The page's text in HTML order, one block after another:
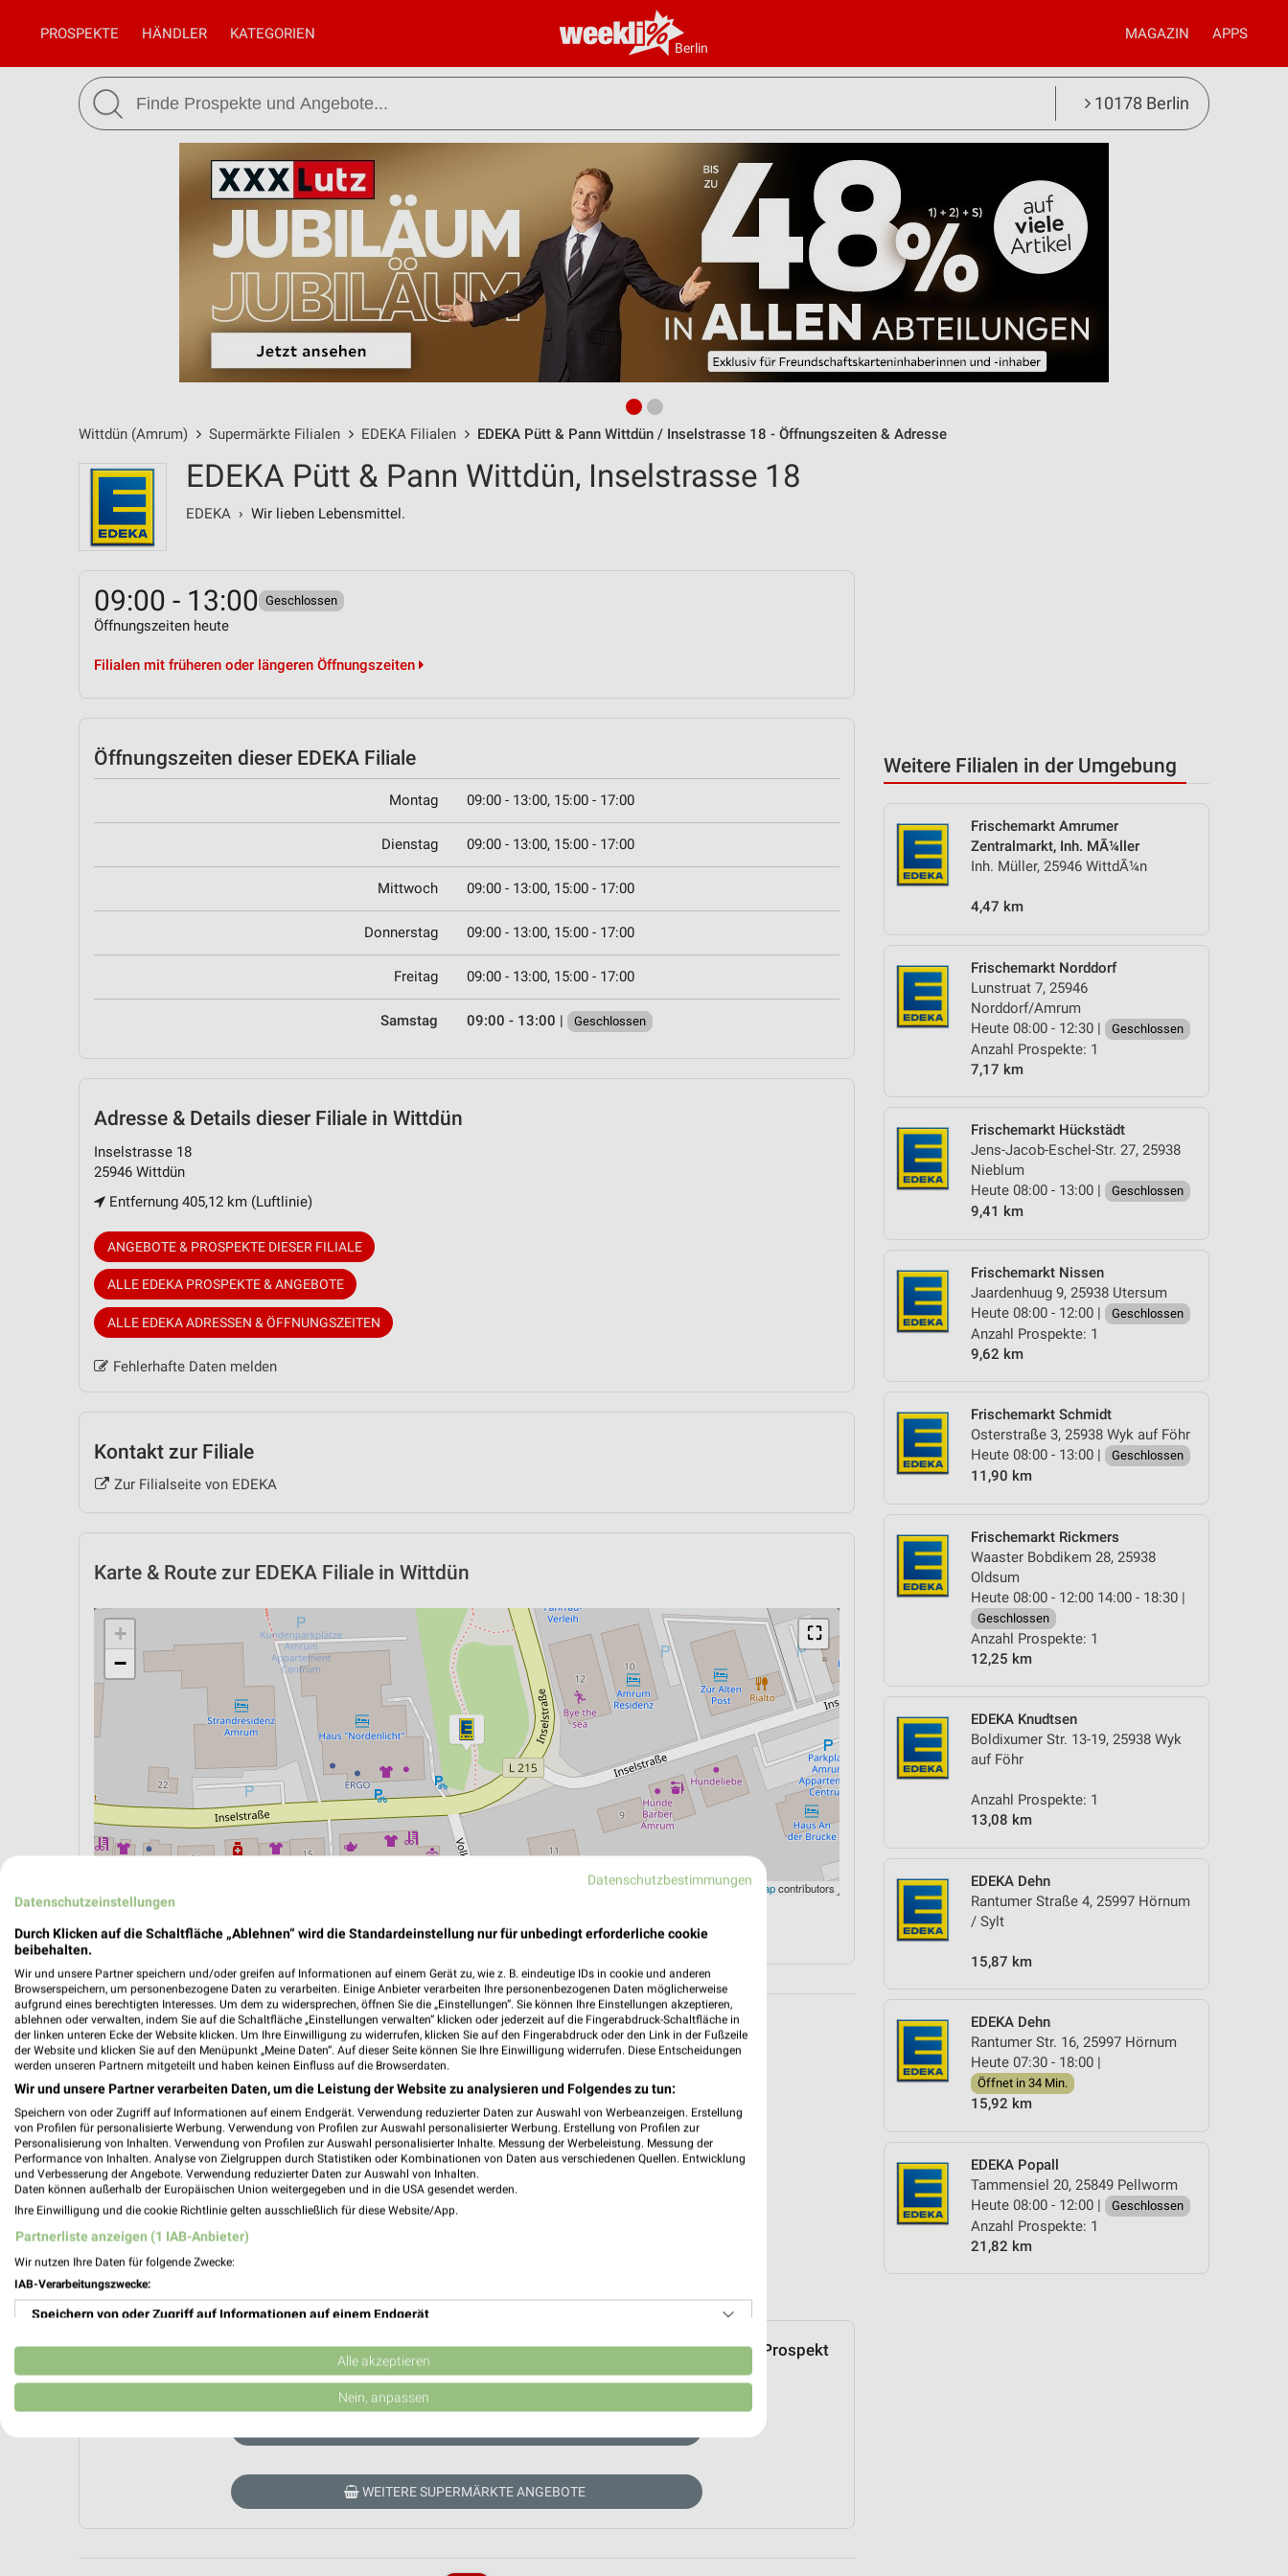
Berlin
PROSPEKTE HÄNDLER KATEGORIEN MAGAZIN APPS
10178 Berlin
Wittdün (Amrum) Supermärkte Filialen EDEKA Filialen EDEKA Pütt & Pann Wittdün / Inselstrasse 18 - Öffnungszeiten & Adresse
Weitere Filialen in der Umgebung
Frischemarkt Amrumer
Zentralmarkt, Inh. MÃ¼ller
Inh. Müller, 25946 WittdÃ¼n
4,47 km
Frischemarkt Norddorf
Lunstruat 7, 25946
Norddorf/Amrum
Heute 08:00 - 12:30 |
Geschlossen
Anzahl Prospekte: 1
7,17 km
Frischemarkt Hückstädt
Jens-Jacob-Eschel-Str. 27, 25938
Nieblum
Heute 08:00 - 13:00 |
Geschlossen
9,41 km
Frischemarkt Nissen
Jaardenhuug 9, 25938 Utersum
Heute 08:00 - 12:00 |
Geschlossen
Anzahl Prospekte: 1
9,62 km
Frischemarkt Schmidt
Osterstraße 3, 25938 Wyk auf Föhr
Heute 08:00 - 13:00 |
Geschlossen
11,90 km
Frischemarkt Rickmers
Waaster Bobdikem 28, 25938
Oldsum
Heute 08:00 - 12:00 14:00 - 18:30 |
Geschlossen
Anzahl Prospekte: 1
12,25 km
EDEKA Knudtsen
Boldixumer Str. 13-19, 25938 Wyk
auf Föhr
Anzahl Prospekte: 1
13,08 km
EDEKA Dehn
Rantumer Straße 4, 25997 Hörnum
/ Sylt
15,87 km
EDEKA Dehn
Rantumer Str. 16, 25997 Hörnum
Heute 07:30 - 18:00 |
Öffnet in 34 Min.
15,92 km
EDEKA Popall
Tammensiel 20, 25849 Pellworm
Heute 08:00 - 12:00 |
Geschlossen
Anzahl Prospekte: 1
21,82 km
EDEKA Pütt & Pann Wittdün, Inselstrasse 18
EDEKA › Wir lieben Lebensmittel.
09:00 - 13:00 Geschlossen
Öffnungszeiten heute
Filialen mit früheren oder längeren Öffnungszeiten
Öffnungszeiten dieser EDEKA Filiale
Montag 09:00 - 13:00, 15:00 - 17:00
Dienstag 09:00 - 13:00, 15:00 - 17:00
Mittwoch 09:00 - 13:00, 15:00 - 17:00
Donnerstag 09:00 - 13:00, 15:00 - 17:00
Freitag 09:00 - 13:00, 15:00 - 17:00
Samstag 09:00 - 13:00 | Geschlossen
Adresse & Details dieser Filiale in Wittdün
Inselstrasse 18
25946 Wittdün
Entfernung 405,12 km (Luftlinie)
ANGEBOTE & PROSPEKTE DIESER FILIALE
ALLE EDEKA PROSPEKTE & ANGEBOTE
ALLE EDEKA ADRESSEN & ÖFFNUNGSZEITEN
Fehlerhafte Daten melden
Kontakt zur Filiale
Zur Filialseite von EDEKA
Karte & Route zur EDEKA Filiale in Wittdün
⛶
+
−
Leaflet |©OpenStreetMapcontributors
ÖPNV ANZEIGEN LADESÄULEN ANZEIGEN NAVIGATION MIT GOOGLE/IOS MAPS
Aktuell haben wir leider kein Prospekt von EDEKA. Über den folgenden Link können Sie das Prospekt
direkt beim Händler blättern. Hierzu Ihren Markt als LIEBLINGSMARKT markieren.
WEITERE SUPERMÄRKTE ANGEBOTE
Datenschutzbestimmungen
Datenschutzeinstellungen
Durch Klicken auf die Schaltfläche „Ablehnen“ wird die Standardeinstellung nur für unbedingt erforderliche cookie
beibehalten.
Wir und unsere Partner speichern und/oder greifen auf Informationen auf einem Gerät zu, wie z. B. eindeutige IDs in cookie und anderen
Browserspeichern, um personenbezogene Daten zu verarbeiten. Einige Anbieter verarbeiten Ihre personenbezogenen Daten möglicherweise
aufgrund eines berechtigten Interesses. Um dem zu widersprechen, öffnen Sie die „Einstellungen“. Sie können Ihre Einstellungen akzeptieren,
ablehnen oder verwalten, indem Sie auf die Schaltfläche „Einstellungen verwalten“ klicken oder jederzeit auf die Fingerabdruck-Schaltfläche in
der linken unteren Ecke der Website klicken. Um Ihre Einwilligung zu widerrufen, klicken Sie auf den Fingerabdruck oder den Link in der Fußzeile
der Website und klicken Sie auf den Menüpunkt „Meine Daten“. Auf dieser Seite können Sie Ihre Einwilligung widerrufen. Diese Entscheidungen
werden unseren Partnern mitgeteilt und haben keinen Einfluss auf die Browserdaten.
Wir und unsere Partner verarbeiten Daten, um die Leistung der Website zu analysieren und Folgendes zu tun:
Speichern von oder Zugriff auf Informationen auf einem Endgerät. Verwendung reduzierter Daten zur Auswahl von Werbeanzeigen. Erstellung
von Profilen für personalisierte Werbung. Verwendung von Profilen zur Auswahl personalisierter Werbung. Erstellung von Profilen zur
Personalisierung von Inhalten. Verwendung von Profilen zur Auswahl personalisierter Inhalte. Messung der Werbeleistung. Messung der
Performance von Inhalten. Analyse von Zielgruppen durch Statistiken oder Kombinationen von Daten aus verschiedenen Quellen. Entwicklung
und Verbesserung der Angebote. Verwendung reduzierter Daten zur Auswahl von Inhalten.
Daten können außerhalb der Europäischen Union weitergegeben und in die USA gesendet werden.
Ihre Einwilligung und die cookie Richtlinie gelten ausschließlich für diese Website/App.
Partnerliste anzeigen (1 IAB-Anbieter)
Wir nutzen Ihre Daten für folgende Zwecke:
IAB-Verarbeitungszwecke:
Speichern von oder Zugriff auf Informationen auf einem Endgerät
Verwendung reduzierter Daten zur Auswahl von Werbeanzeigen
Erstellung von Profilen für personalisierte Werbung
Erstellung von Profilen zur Personalisierung von Inhalten
Verwendung von Profilen zur Auswahl personalisierter Inhalte
Alle akzeptieren
Nein, anpassen